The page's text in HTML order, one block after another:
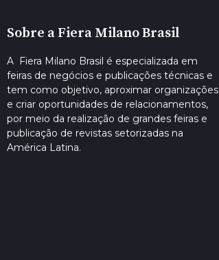
Sobre a Fiera Milano Brasil
A Fiera Milano Brasil é especializada em
feiras de negócios e publicações técnicas e
tem como objetivo, aproximar organizações
e criar oportunidades de relacionamentos,
por meio da realização de grandes feiras e
publicação de revistas setorizadas na
América Latina.